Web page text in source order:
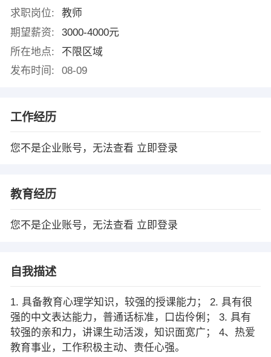
求职岗位:
教师
期望薪资:
3000-4000元
所在地点:
不限区域
发布时间:
08-09
工作经历
您不是企业账号，无法查看 立即登录
教育经历
您不是企业账号，无法查看 立即登录
自我描述
1. 具备教育心理学知识，较强的授课能力； 2. 具有很
强的中文表达能力，普通话标准，口齿伶俐； 3. 具有
较强的亲和力，讲课生动活泼，知识面宽广； 4、热爱
教育事业，工作积极主动、责任心强。